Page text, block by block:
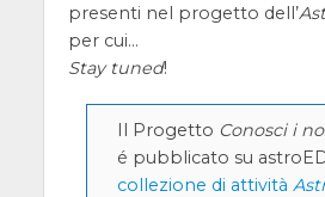
presenti nel progetto dell’
per cui…
Stay tuned!
Il Progetto Conosci i
é pubblicato su
collezione di attività